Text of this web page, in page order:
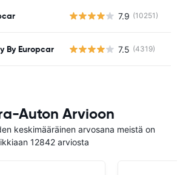
7.9 (10251)
By Europcar 7.5 (4319)
Auton Arvioon
keskimääräinen arvosana meistä on
12842 arviosta